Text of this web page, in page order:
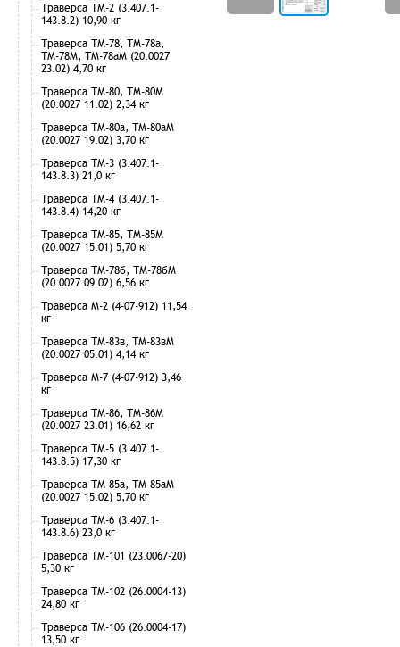
Траверса ТМ-2 (3.407.1-
143.8.2) 10,90 кг
Траверса ТМ-78, ТМ-78а,
ТМ-78М, ТМ-78аМ (20.0027
23.02) 4,70 кг
Траверса ТМ-80, ТМ-80М
(20.0027 11.02) 2,34 кг
Траверса ТМ-80а, ТМ-80аМ
(20.0027 19.02) 3,70 кг
Траверса ТМ-3 (3.407.1-
143.8.3) 21,0 кг
Траверса ТМ-4 (3.407.1-
143.8.4) 14,20 кг
Траверса ТМ-85, ТМ-85М
(20.0027 15.01) 5,70 кг
Траверса ТМ-78б, ТМ-78бМ
(20.0027 09.02) 6,56 кг
Траверса М-2 (4-07-912) 11,54
кг
Траверса ТМ-83в, ТМ-83вМ
(20.0027 05.01) 4,14 кг
Траверса М-7 (4-07-912) 3,46
кг
Траверса ТМ-86, ТМ-86М
(20.0027 23.01) 16,62 кг
Траверса ТМ-5 (3.407.1-
143.8.5) 17,30 кг
Траверса ТМ-85а, ТМ-85аМ
(20.0027 15.02) 5,70 кг
Траверса ТМ-6 (3.407.1-
143.8.6) 23,0 кг
Траверса ТМ-101 (23.0067-20)
5,30 кг
Траверса ТМ-102 (26.0004-13)
24,80 кг
Траверса ТМ-106 (26.0004-17)
13,50 кг